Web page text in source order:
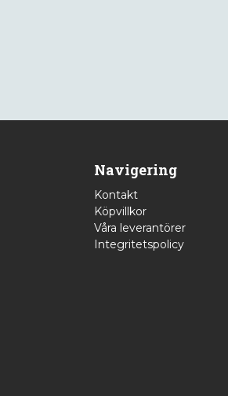
Navigering
Kontakt
Köpvillkor
Våra leverantörer
Integritetspolicy